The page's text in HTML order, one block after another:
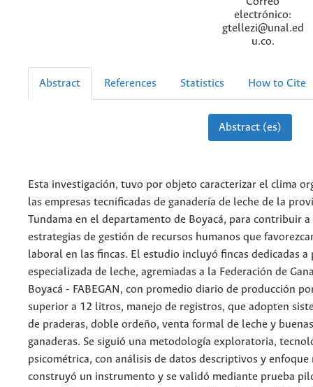
electrónico:
gtellezi@unal.ed
u.co.
Abstract References Statistics How to Cite
Abstract (es)
Esta investigación, tuvo por objeto caracterizar el clima
las empresas tecnificadas de ganadería de leche de la
Tundama en el departamento de Boyacá, para contribuir a
estrategias de gestión de recursos humanos que
laboral en las fincas. El estudio incluyó fincas dedicadas a
especializada de leche, agremiadas a la Federación de
Boyacá - FABEGAN, con promedio diario de producción
superior a 12 litros, manejo de registros, que adopten
de praderas, doble ordeño, venta formal de leche y
ganaderas. Se siguió una metodología exploratoria,
psicométrica, con análisis de datos descriptivos y enfoque
construyó un instrumento y se validó mediante prueba